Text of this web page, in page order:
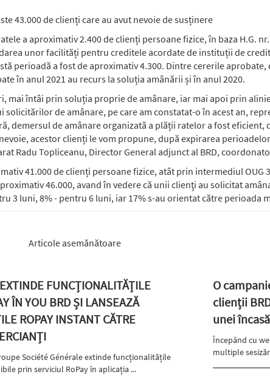
43.000 de clienți care au avut nevoie de susținere
a aproximativ 2.400 de clienți persoane fizice, în baza H.G.
unor facilități pentru creditele acordate de instituții de
perioadă a fost de aproximativ 4.300. Dintre cererile aprobate,
în anul 2021 au recurs la soluția amânării și în anul 2020.
mai întâi prin soluția proprie de amânare, iar mai apoi prin
de amânare, pe care am constatat-o în acest an,
demersul de amânare organizată a plății ratelor a fost eficient,
acestor clienți le vom propune, după expirarea
Radu Topliceanu, Director General adjunct al BRD,
41.000 de clienți persoane fizice, atât prin intermediul OUG
46.000, avand în vedere că unii clienţi au solicitat
3 luni, 8% - pentru 6 luni, iar 17% s-au orientat către perioada
Articole asemănătoare
FUNCȚIONALITĂȚILE
ÎN YOU BRD ȘI LANSEAZĂ
ROPAY INSTANT CĂTRE
Société Générale extinde funcționalitățile
prin serviciul RoPay în aplicația ...
O
clienții
unei
Începând cu
multiple